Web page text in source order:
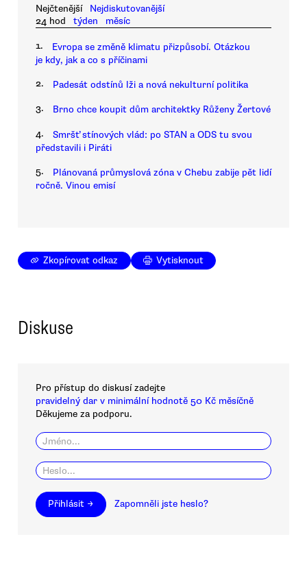
Nejčtenější
Nejdiskutovanější
24 hod
týden měsíc
1.
Evropa se změně klimatu přizpůsobí. Otázkou
je kdy, jak a co s příčinami
2. Padesát odstínů lži a nová nekulturní politika
3. Brno chce koupit dům architektky Růženy Žertové
4.
Smršť stínových vlád: po STAN a ODS tu svou
představili i Piráti
5.
Plánovaná průmyslová zóna v Chebu zabije pět lidí
ročně. Vinou emisí
Zkopírovat odkaz Vytisknout
Diskuse
Pro přístup do diskusí zadejte
pravidelný dar v minimální hodnotě 50 Kč měsíčně
Děkujeme za podporu.
Přihlásit → Zapomněli jste heslo?